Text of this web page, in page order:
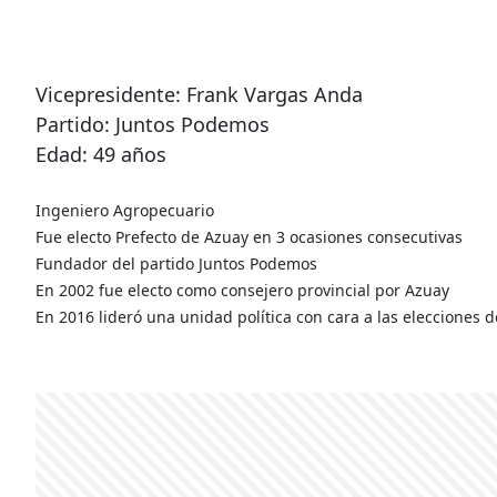
Vicepresidente: Frank Vargas Anda
Partido: Juntos Podemos
Edad: 49 años
Ingeniero Agropecuario
Fue electo Prefecto de Azuay en 3 ocasiones consecutivas
Fundador del partido Juntos Podemos
En 2002 fue electo como consejero provincial por Azuay
En 2016 lideró una unidad política con cara a las elecciones